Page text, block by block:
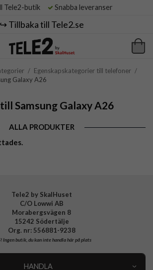
Tele2-butik Snabba leveranser
↪️ Tillbaka till Tele2.se
/ Egenskapskategorier till telefoner /
Galaxy A26
Samsung Galaxy A26
ALLA PRODUKTER
Tele2 by SkalHuset
C/O Lowwi AB
Morabergsvägen 8
15242 Södertälje
Org. nr: 556881-9238
Ingen butik, du kan inte handla här på plats
HANDLA